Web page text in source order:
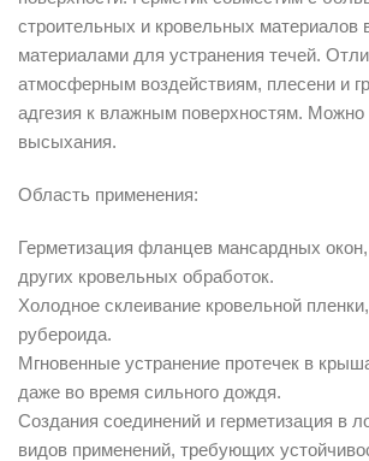
строительных и кровельных материалов
материалами для устранения течей.
атмосферным воздействиям, плесени и
адгезия к влажным поверхностям. Можно
высыхания.
Область применения:
Герметизация фланцев мансардных
других кровельных обработок.
Холодное cклеивание кровельной
рубероида.
Мгновенные устранение протечек в
даже во время сильного дождя.
Создания соединений и герметизация в
видов применений, требующих